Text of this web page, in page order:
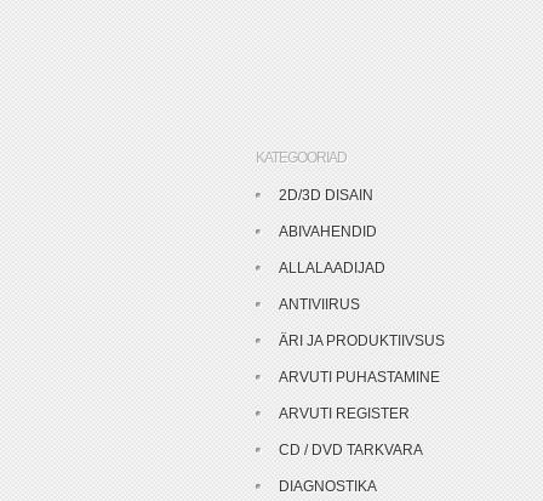
KATEGOORIAD
2D/3D DISAIN
ABIVAHENDID
ALLALAADIJAD
ANTIVIIRUS
ÄRI JA PRODUKTIIVSUS
ARVUTI PUHASTAMINE
ARVUTI REGISTER
CD / DVD TARKVARA
DIAGNOSTIKA